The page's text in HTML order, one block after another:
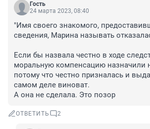
Гость
24 марта 2023, 08:40
"Имя своего знакомого,
сведения, Марина называть
Если бы назвала честно в ходе
моральную компенсацию назначили
потому что честно призналась и
самом деле виноват.
А она не сделала. Это позор
ОТВЕТИТЬ 2